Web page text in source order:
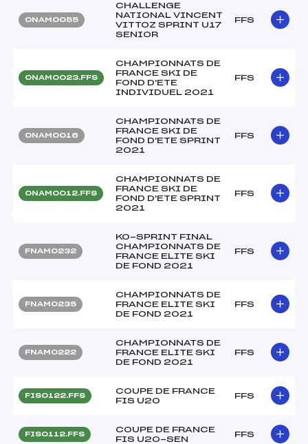
ONAM0055
CHALLENGE
NATIONAL VINCENT
VITTOZ SPRINT U17
SENIOR
FFS
ONAM0023.FFS
CHAMPIONNATS DE
FRANCE SKI DE
FOND D'ETE
INDIVIDUEL 2021
FFS
ONAM0016
CHAMPIONNATS DE
FRANCE SKI DE
FOND D'ETE SPRINT
2021
FFS
ONAM0012.FFS
CHAMPIONNATS DE
FRANCE SKI DE
FOND D'ETE SPRINT
2021
FFS
FNAM0232
KO-SPRINT FINAL
CHAMPIONNATS DE
FRANCE ELITE SKI
DE FOND 2021
FFS
FNAM0235
CHAMPIONNATS DE
FRANCE ELITE SKI
DE FOND 2021
FFS
FNAM0222
CHAMPIONNATS DE
FRANCE ELITE SKI
DE FOND 2021
FFS
FIS0122.FFS
COUPE DE FRANCE
FIS U20
FFS
FIS0112.FFS
COUPE DE FRANCE
FIS U20-SEN
FFS